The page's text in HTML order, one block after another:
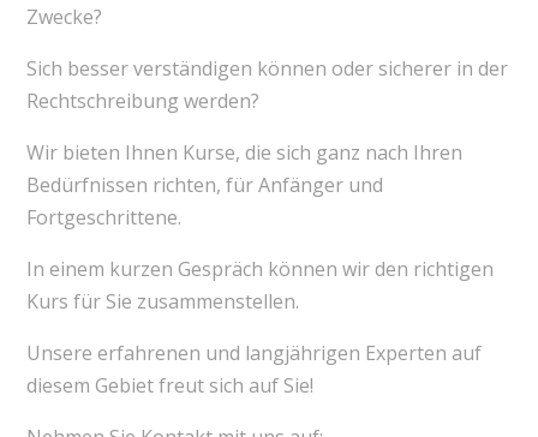
Zwecke?
Sich besser verständigen können oder sicherer in der
Rechtschreibung werden?
Wir bieten Ihnen Kurse, die sich ganz nach Ihren
Bedürfnissen richten, für Anfänger und
Fortgeschrittene.
In einem kurzen Gespräch können wir den richtigen
Kurs für Sie zusammenstellen.
Unsere erfahrenen und langjährigen Experten auf
diesem Gebiet freut sich auf Sie!